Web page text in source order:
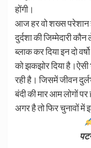
होंगी।
आज हर वो शख्स परेशान
दुर्दशा की जिम्मेदारी
ब्लाक कर दिया इन दो
को झकझोर दिया
रही है। जिसमें जीवन
बंदी की मार आम लोगों
अगर है तो फिर चुनावों
पटना